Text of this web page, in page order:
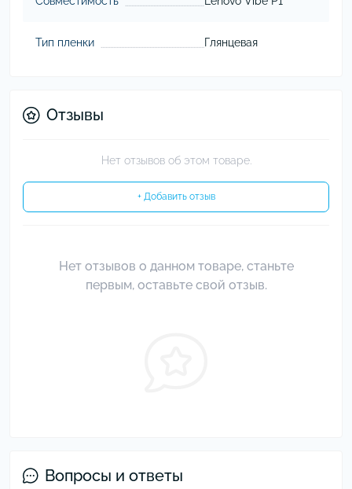
Тип пленки Глянцевая
Отзывы
Нет отзывов об этом товаре.
+ Добавить отзыв
Нет отзывов о данном товаре, станьте
первым, оставьте свой отзыв.
Вопросы и ответы